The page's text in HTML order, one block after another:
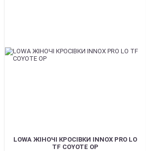
LOWA ЖІНОЧІ КРОСІВКИ INNOX PRO LO
TF COYOTE OP